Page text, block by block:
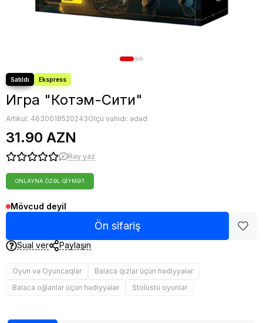
Nerf oyuncaqları
Игра "Котэм-Сити"
Artikul: 4630018520243Ölçü vahidi: ədəd
31.90 AZN
Rəy yaz
ONLAYNA ÖZƏL QIYMƏT
Mövcud deyil
Ön sifariş
Sual ver Paylaşın
Oyun və Oyuncaqlar
Balaca qızlar üçün hədiyyələr
Balaca oğlanlar üçün hədiyyələr
Stolüstü oyunlar